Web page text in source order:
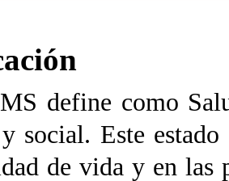
define como
social. Este
de vida y en las